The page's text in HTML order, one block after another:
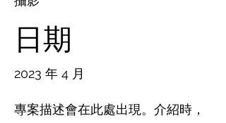
日期
2023 年 4 月
專案描述會在此處出現。介紹時，